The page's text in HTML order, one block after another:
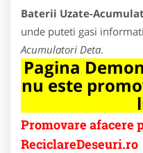
Baterii Uzate-
unde puteti gasi
Acumulatori Deta.
Pagina
nu este
Promovare afacere
ReciclareDeseuri.ro